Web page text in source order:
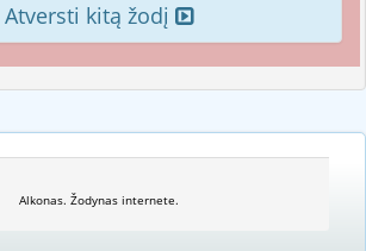
Atversti kitą žodį
Alkonas. Žodynas internete.